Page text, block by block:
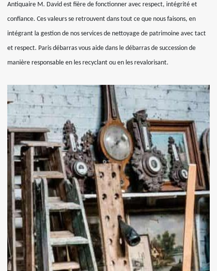
Antiquaire M. David est fière de fonctionner avec respect, intégrité et
confiance. Ces valeurs se retrouvent dans tout ce que nous faisons, en
intégrant la gestion de nos services de nettoyage de patrimoine avec tact
et respect. Paris débarras vous aide dans le débarras de succession de
manière responsable en les recyclant ou en les revalorisant.